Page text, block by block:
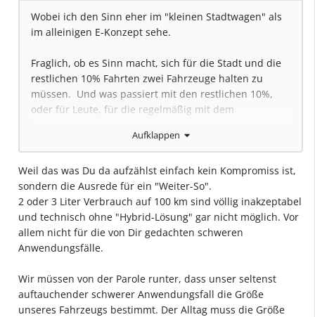
Wobei ich den Sinn eher im "kleinen Stadtwagen" als
im alleinigen E-Konzept sehe.
Fraglich, ob es Sinn macht, sich für die Stadt und die
restlichen 10% Fahrten zwei Fahrzeuge halten zu
müssen. Und was passiert mit den restlichen 10%,
oder für Leute, für die regelmäßig mit dem
stattdessen ein E-Auto mit größerer Reichweite
anzuschaffen, was dann so ab 3 to Eigengewicht hat
und von seiner Größe dem entspricht, was heute von
den heiligen Klimaaktivisten bekämpft wird?
Sinnvoll wäre doch dann für solche Fälle den
Verbrenner zu akzeptieren, oder nicht? Was spräche
gegen so einen Wagen in Kombination mit einem
drei ltr./100 km? Um so einen deutlich breiteren
Verwendungsbereich abzudecken.
Aufklappen
Weil das was Du da aufzählst einfach kein Kompromiss ist,
sondern die Ausrede für ein "Weiter-So".
2 oder 3 Liter Verbrauch auf 100 km sind völlig inakzeptabel
und technisch ohne "Hybrid-Lösung" gar nicht möglich. Vor
allem nicht für die von Dir gedachten schweren
Anwendungsfälle.
Wir müssen von der Parole runter, dass unser seltenst
auftauchender schwerer Anwendungsfall die Größe
unseres Fahrzeugs bestimmt. Der Alltag muss die Größe